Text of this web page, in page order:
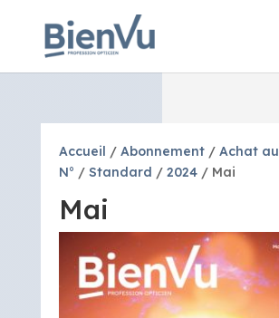
Accueil / Abonnement/ Achat au
N° / Standard / 2024/ Mai
Mai